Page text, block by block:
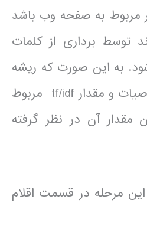
مربوط به صفحه وب باشد
توسط برداری از کلمات
به این صورت که ریشه
کلمات به عنوان خصوصیات و مقدار tf/idf مربوط
مقدار آن در نظر گرفته
مرحله در قسمت اقلام